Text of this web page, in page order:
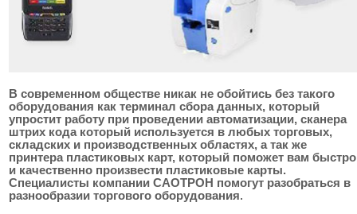
В современном обществе никак не обойтись без такого
оборудования как терминал сбора данных, который
упростит работу при проведении автоматизации, сканера
штрих кода который используется в любых торговых,
складских и производственных областях, а так же
принтера пластиковых карт, который поможет вам быстро
и качественно произвести пластиковые карты.
Специалисты компании САОТРОН помогут разобраться в
разнообразии торгового оборудования.